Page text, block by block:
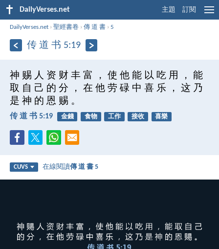
DailyVerses.net 主題 訂閱
DailyVerses.net ›聖經書卷 ›傳 道 書 ›5
传 道 书 5:19
神 赐 人 资 财 丰 富 ， 使 他 能 以 吃 用 ， 能
取 自 己 的 分 ， 在 他 劳 碌 中 喜 乐 ， 这 乃
是 神 的 恩 赐 。
传 道 书 5:19 金錢 食物 工作 接收 喜樂
CUVS 在線閱讀傳 道 書 5